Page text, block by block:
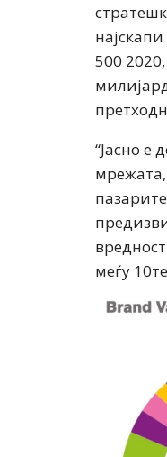
500
“Јасно е
меѓу